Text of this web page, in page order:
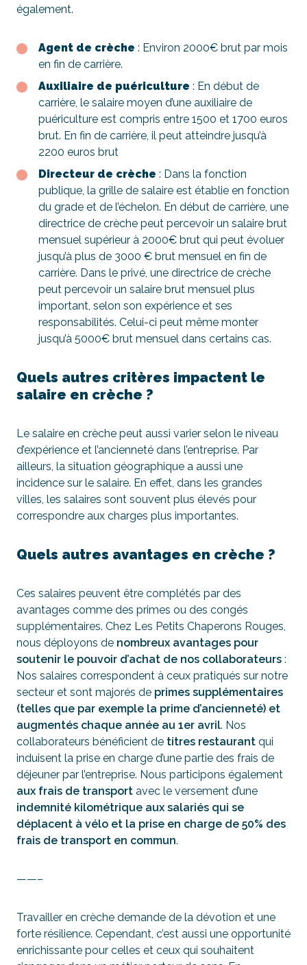
également.
Agent de crèche : Environ 2000€ brut par mois
en fin de carrière.
Auxiliaire de puériculture : En début de
carrière, le salaire moyen d’une auxiliaire de
puériculture est compris entre 1500 et 1700 euros
brut. En fin de carrière, il peut atteindre jusqu’à
2200 euros brut
Directeur de crèche : Dans la fonction
publique, la grille de salaire est établie en fonction
du grade et de l’échelon. En début de carrière, une
directrice de crèche peut percevoir un salaire brut
mensuel supérieur à 2000€ brut qui peut évoluer
jusqu’à plus de 3000 € brut mensuel en fin de
carrière. Dans le privé, une directrice de crèche
peut percevoir un salaire brut mensuel plus
important, selon son expérience et ses
responsabilités. Celui-ci peut même monter
jusqu’à 5000€ brut mensuel dans certains cas.
Quels autres critères impactent le
salaire en crèche ?
Le salaire en crèche peut aussi varier selon le niveau
d’expérience et l’ancienneté dans l’entreprise. Par
ailleurs, la situation géographique a aussi une
incidence sur le salaire. En effet, dans les grandes
villes, les salaires sont souvent plus élevés pour
correspondre aux charges plus importantes.
Quels autres avantages en crèche ?
Ces salaires peuvent être complétés par des
avantages comme des primes ou des congés
supplémentaires. Chez Les Petits Chaperons Rouges,
nous déployons de nombreux avantages pour
soutenir le pouvoir d’achat de nos collaborateurs :
Nos salaires correspondent à ceux pratiqués sur notre
secteur et sont majorés de primes supplémentaires
(telles que par exemple la prime d’ancienneté) et
augmentés chaque année au 1er avril. Nos
collaborateurs bénéficient de titres restaurant qui
induisent la prise en charge d’une partie des frais de
déjeuner par l’entreprise. Nous participons également
aux frais de transport avec le versement d’une
indemnité kilométrique aux salariés qui se
déplacent à vélo et la prise en charge de 50% des
frais de transport en commun.
——–
Travailler en crèche demande de la dévotion et une
forte résilience. Cependant, c’est aussi une opportunité
enrichissante pour celles et ceux qui souhaitent